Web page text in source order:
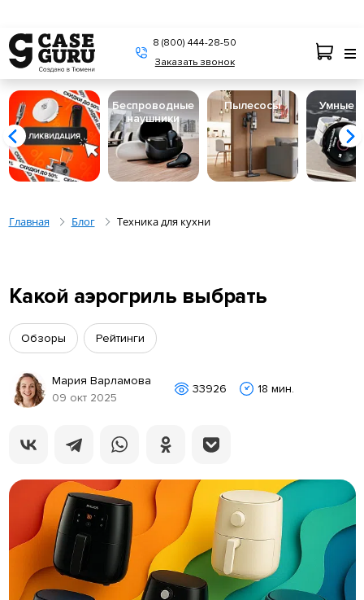
8 (800) 444-28-50
Заказать звонок
Беспроводные
наушники
Пылесосы Умные
Главная Блог Техника для кухни
Какой аэрогриль выбрать
Мария Варламова
09 окт 2025
33926 18 мин.
Обзоры Рейтинги